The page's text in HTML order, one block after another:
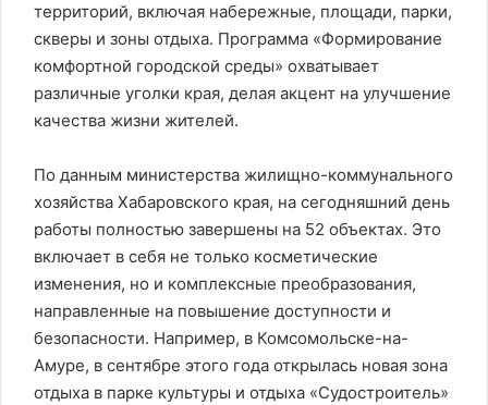
территорий, включая набережные, площади, парки,
скверы и зоны отдыха. Программа «Формирование
комфортной городской среды» охватывает
различные уголки края, делая акцент на улучшение
качества жизни жителей.
По данным министерства жилищно-коммунального
хозяйства Хабаровского края, на сегодняшний день
работы полностью завершены на 52 объектах. Это
включает в себя не только косметические
изменения, но и комплексные преобразования,
направленные на повышение доступности и
безопасности. Например, в Комсомольске-на-
Амуре, в сентябре этого года открылась новая зона
отдыха в парке культуры и отдыха «Судостроитель»